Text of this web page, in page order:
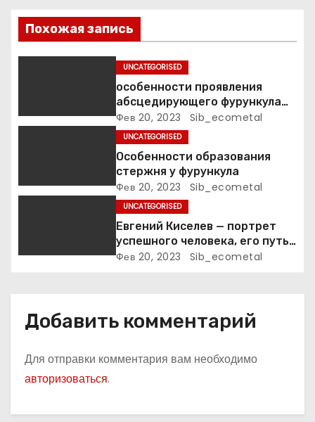
о
з
и
я
Похожая запись
UNCATEGORISED
особенности проявления
абсцедирующего фурункула
код по МКБ-10
Фев 20, 2023 Sib_ecometal
UNCATEGORISED
Особенности образования
стержня у фурункула
Фев 20, 2023 Sib_ecometal
UNCATEGORISED
Евгений Киселев — портрет
успешного человека, его путь
к славе и личное счастье
Фев 20, 2023 Sib_ecometal
Добавить комментарий
Для отправки комментария вам необходимо
авторизоваться.